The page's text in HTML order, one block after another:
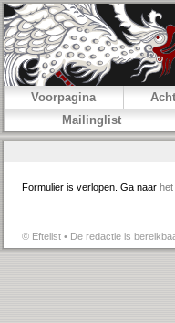
Voorpagina
Mailinglist
Formulier is verlopen. Ga naar
© Eftelist • De redactie is